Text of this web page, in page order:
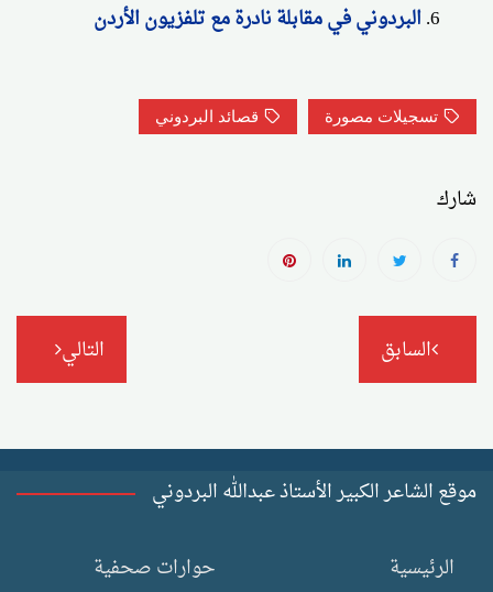
البردوني في مقابلة نادرة مع تلفزيون الأردن
تسجيلات مصورة قصائد البردوني
شارك
تصفّح
المقالات
السابق التالي
موقع الشاعر الكبير الأستاذ عبدالله البردوني
الرئيسية
حوارات صحفية